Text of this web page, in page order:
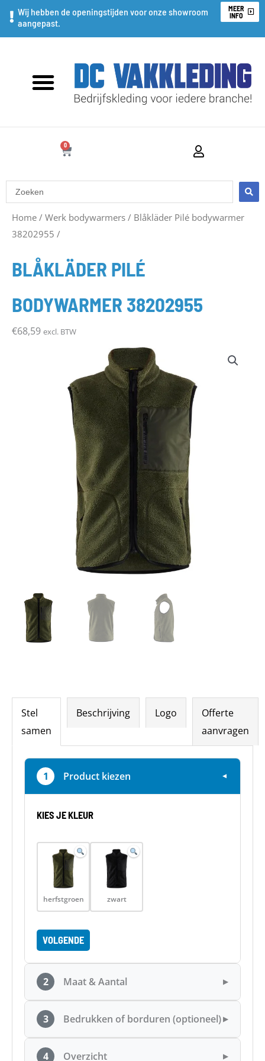
Ga
naar
Wij hebben de openingstijden voor onze showroom
aangepast.
MEER
INFO
0
WINKELWAGEN
Search
...
Home / Werk bodywarmers / Blåkläder Pilé bodywarmer
38202955 /
BLÅKLÄDER PILÉ
BODYWARMER 38202955
€68,59 excl. BTW
Stel
samen
Beschrijving Logo
Offerte
aanvragen
1 Product kiezen ▼
KIES JE KLEUR
herfstgroen zwart
VOLGENDE
2 Maat & Aantal ▶
3 Bedrukken of borduren (optioneel)▶
4 Overzicht ▶